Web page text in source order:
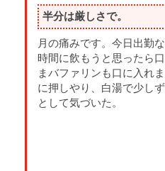
半分は厳しさで。
月の痛みです。今日出勤
時間に飲もうと思ったら
まバファリンも口に入れ
に押しやり、白湯で少し
として気づいた。